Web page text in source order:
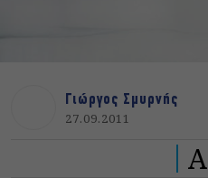
Γιώργος Σμυρνής
27.09.2011
A